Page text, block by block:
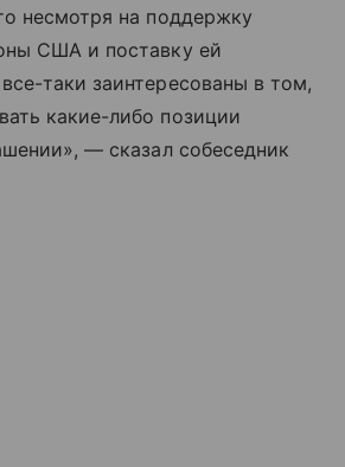
несмотря на поддержку
США и поставку ей
таки заинтересованы в том,
какие-либо позиции
— сказал собеседник